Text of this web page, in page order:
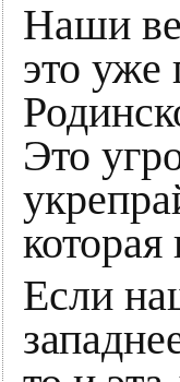
Наши
это уже
Это
которая
Если